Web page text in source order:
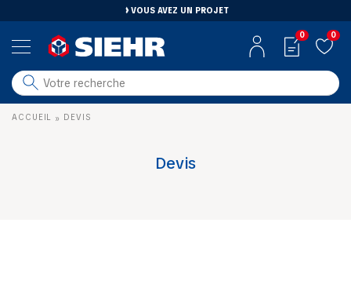
VOUS AVEZ UN PROJET
salle de bain
carrelage
0 0
ACCUEIL » DEVIS
Devis